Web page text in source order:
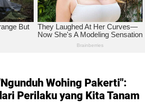
Wohing Pakerti":
Perilaku yang Kita Tanam